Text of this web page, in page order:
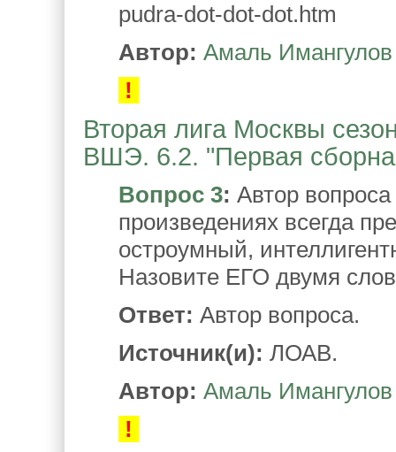
pudra-dot-dot-dot.htm
Автор: Амаль Имангулов
!
Вторая лига Москвы
ВШЭ. 6.2. "Первая
Вопрос 3: Автор
произведениях всегда
остроумный,
Назовите ЕГО двумя
Ответ: Автор вопроса.
Источник(и): ЛОАВ.
Автор: Амаль Имангулов
!